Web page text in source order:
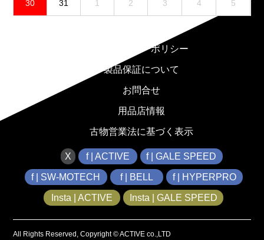
30 31 1 2 3 4 5
プライバシーポリシー
製品保証について
お問合せ
用品店情報
古物営業法に基づく表示
X f | ACTIVE f | GALE SPEED
f | SW-MOTECH f | BELL f | HYPERPRO
Insta | ACTIVE Insta | GALE SPEED
All Rights Reserved, Copyright © ACTIVE co.,LTD